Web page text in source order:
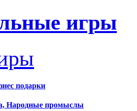
игры
подарки
Народные промыслы